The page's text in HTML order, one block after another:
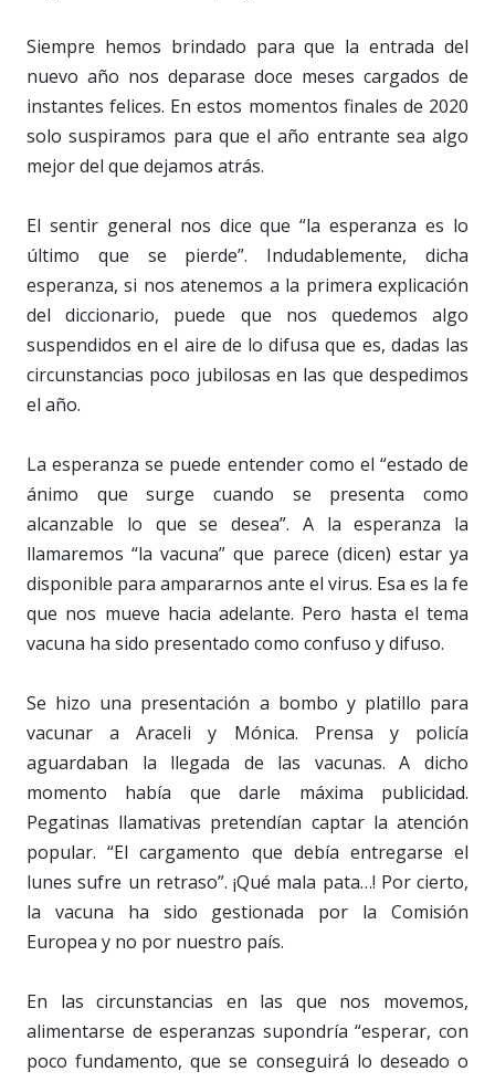
Siempre hemos brindado para que la entrada del
nuevo año nos deparase doce meses cargados de
instantes felices. En estos momentos finales de 2020
solo suspiramos para que el año entrante sea algo
mejor del que dejamos atrás.
El sentir general nos dice que “la esperanza es lo
último que se pierde”. Indudablemente, dicha
esperanza, si nos atenemos a la primera explicación
del diccionario, puede que nos quedemos algo
suspendidos en el aire de lo difusa que es, dadas las
circunstancias poco jubilosas en las que despedimos
el año.
La esperanza se puede entender como el “estado de
ánimo que surge cuando se presenta como
alcanzable lo que se desea”. A la esperanza la
llamaremos “la vacuna” que parece (dicen) estar ya
disponible para ampararnos ante el virus. Esa es la fe
que nos mueve hacia adelante. Pero hasta el tema
vacuna ha sido presentado como confuso y difuso.
Se hizo una presentación a bombo y platillo para
vacunar a Araceli y Mónica. Prensa y policía
aguardaban la llegada de las vacunas. A dicho
momento había que darle máxima publicidad.
Pegatinas llamativas pretendían captar la atención
popular. “El cargamento que debía entregarse el
lunes sufre un retraso”. ¡Qué mala pata…! Por cierto,
la vacuna ha sido gestionada por la Comisión
Europea y no por nuestro país.
En las circunstancias en las que nos movemos,
alimentarse de esperanzas supondría “esperar, con
poco fundamento, que se conseguirá lo deseado o